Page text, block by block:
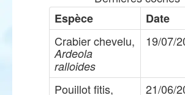
Espèce
Date
Crabier chevelu,
Ardeola
ralloides
19/07/
Pouillot fitis, 21/06/